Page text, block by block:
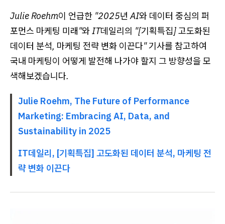
Julie Roehm이 언급한 "2025년 AI와 데이터 중심의 퍼
포먼스 마케팅 미래"와 IT데일리의 "[기획특집] 고도화된
데이터 분석, 마케팅 전략 변화 이끈다" 기사를 참고하여
국내 마케팅이 어떻게 발전해 나가야 할지 그 방향성을 모
색해보겠습니다.
Julie Roehm, The Future of Performance
Marketing: Embracing AI, Data, and
Sustainability in 2025
IT데일리, [기획특집] 고도화된 데이터 분석, 마케팅 전
략 변화 이끈다